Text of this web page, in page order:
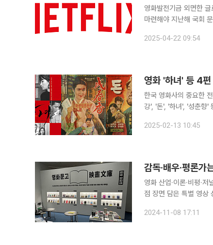
영화발전기금 외면한
마련해야 지난해 국회 문화체육관광위원회 국정감사에서 넷플릭스 등 OTT 콘텐츠의 법적 지위 미
문화체육관광위원회가
2025-04-22 09:54
영화 '하녀' 등 4편
한국 영화사의 중요한 전
강', '돈', '하녀', '성춘향' 등 네
2025-02-13 10:45
감독·배우·평론
영화 산업·이론·비평·
점 장면 담은 특별 영상 상영 박찬욱 감독, 박정민 배우, 정성일 평론가는 어떤 영화
있는 기획 전시 '영화문
2024-11-08 17:11